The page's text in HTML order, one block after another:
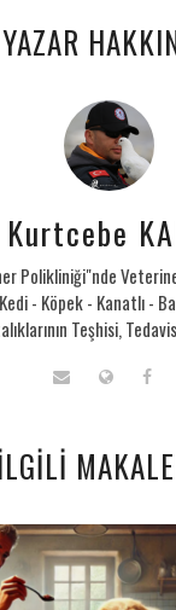
YAZAR
Kurtcebe
Polikliniği"nde
- Köpek - Kanatlı -
Teşhisi,